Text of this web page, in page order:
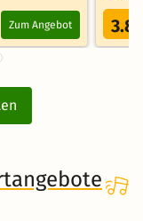
Zum Angebot 3.8